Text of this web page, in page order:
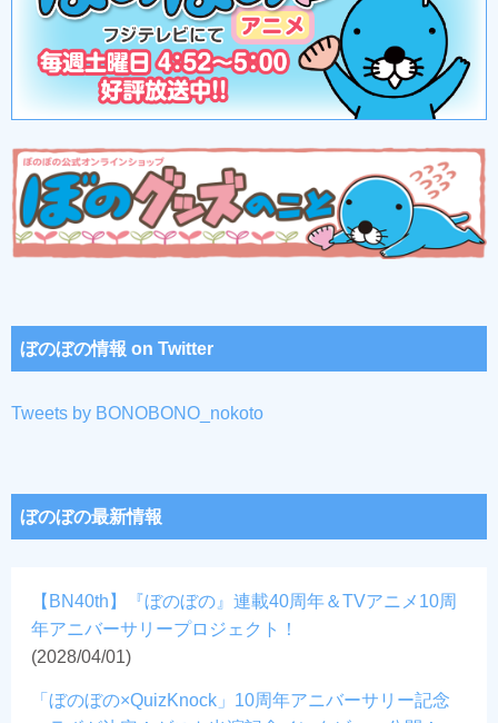
ぼのぼの情報 on Twitter
Tweets by BONOBONO_nokoto
ぼのぼの最新情報
【BN40th】『ぼのぼの』連載40周年＆TVアニメ10周
年アニバーサリープロジェクト！
(2028/04/01)
「ぼのぼの×QuizKnock」10周年アニバーサリー記念